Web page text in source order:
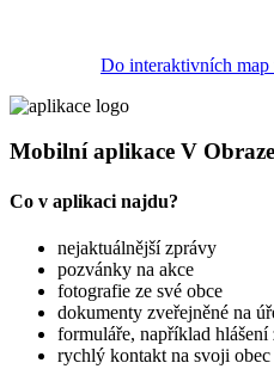
Do interaktivních
Mobilní aplikace V Obraze
Co v aplikaci najdu?
nejaktuálnější zprávy
pozvánky na akce
fotografie ze své obce
dokumenty zveřejněné na
formuláře, například hlášení
rychlý kontakt na svoji obec